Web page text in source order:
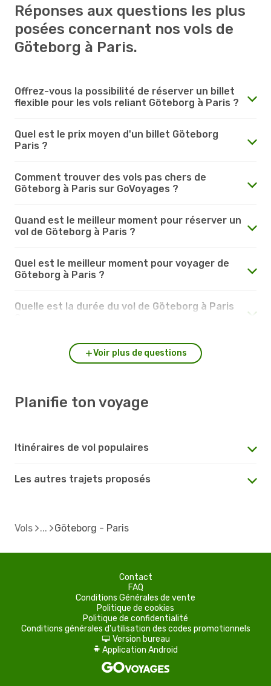
Réponses aux questions les plus
posées concernant nos vols de
Göteborg à Paris.
Offrez-vous la possibilité de réserver un billet
flexible pour les vols reliant Göteborg à Paris ?
Quel est le prix moyen d'un billet Göteborg
Paris ?
Comment trouver des vols pas chers de
Göteborg à Paris sur GoVoyages ?
Quand est le meilleur moment pour réserver un
vol de Göteborg à Paris ?
Quel est le meilleur moment pour voyager de
Göteborg à Paris ?
Quelle est la durée du vol de Göteborg à Paris
Voir plus de questions
Planifie ton voyage
Itinéraires de vol populaires
Les autres trajets proposés
Vols Göteborg - Paris
Contact
FAQ
Conditions Générales de vente
Politique de cookies
Politique de confidentialité
Conditions générales d'utilisation des codes promotionnels
d Version bureau
A Application Android